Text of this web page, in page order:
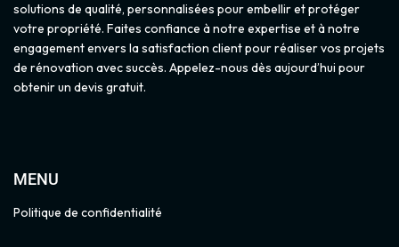
solutions de qualité, personnalisées pour embellir et protéger
votre propriété. Faites confiance à notre expertise et à notre
engagement envers la satisfaction client pour réaliser vos projets
de rénovation avec succès. Appelez-nous dès aujourd’hui pour
obtenir un devis gratuit.
MENU
Politique de confidentialité